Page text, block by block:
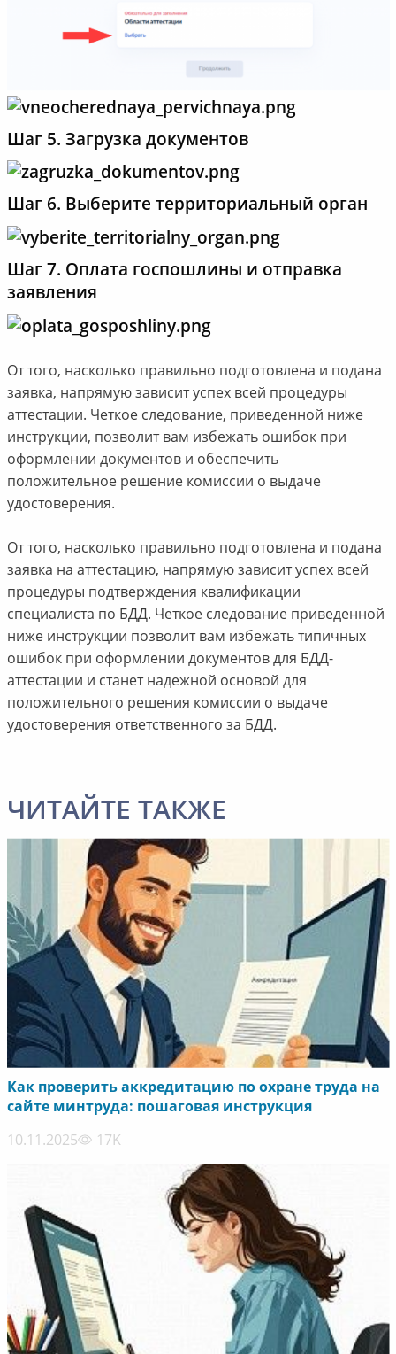
Шаг 5. Загрузка документов
Шаг 6. Выберите территориальный орган
Шаг 7. Оплата госпошлины и отправка
заявления
От того, насколько правильно подготовлена и подана
заявка, напрямую зависит успех всей процедуры
аттестации. Четкое следование, приведенной ниже
инструкции, позволит вам избежать ошибок при
оформлении документов и обеспечить
положительное решение комиссии о выдаче
удостоверения.
От того, насколько правильно подготовлена и подана
заявка на аттестацию, напрямую зависит успех всей
процедуры подтверждения квалификации
специалиста по БДД. Четкое следование приведенной
ниже инструкции позволит вам избежать типичных
ошибок при оформлении документов для БДД-
аттестации и станет надежной основой для
положительного решения комиссии о выдаче
удостоверения ответственного за БДД.
ЧИТАЙТЕ ТАКЖЕ
Как проверить аккредитацию по охране труда на
сайте минтруда: пошаговая инструкция
10.11.2025
17K